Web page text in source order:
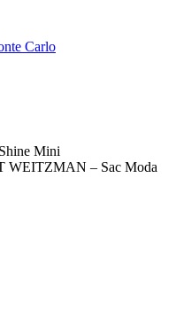
Mini
WEITZMAN – Sac Moda